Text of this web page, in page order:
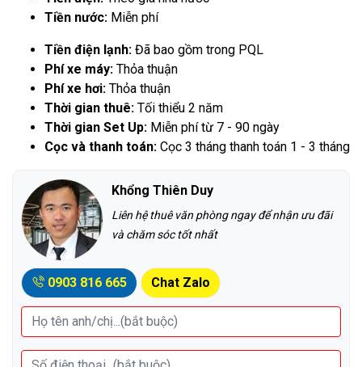
Tiền nước: Miễn phí
Tiền điện lạnh: Đã bao gồm trong PQL
Phí xe máy: Thỏa thuận
Phí xe hơi: Thỏa thuận
Thời gian thuê: Tối thiểu 2 năm
Thời gian Set Up: Miễn phí từ 7 - 90 ngày
Cọc và thanh toán: Cọc 3 tháng thanh toán 1 - 3 tháng
Khổng Thiên Duy
Liên hệ thuê văn phòng ngay để nhận ưu đãi
và chăm sóc tốt nhất
0903 816 665 Chat Zalo